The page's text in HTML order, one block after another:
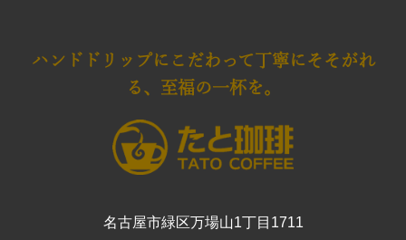
ハンドドリップにこだわって 丁寧にそそがれ
る、至福の一杯を。
名古屋市緑区万場山1丁目1711